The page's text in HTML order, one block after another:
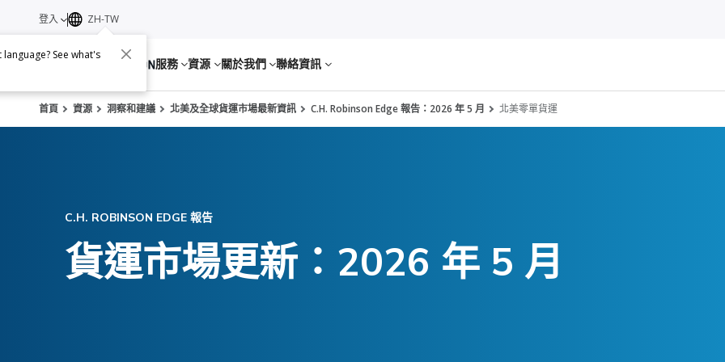
服務 資源 關於我們 聯絡資訊
登入 ZH-TW
See what's
首頁 資源 洞察和建議 北美及全球貨運市場最新資訊 C.H. Robinson Edge 報告：2026 年 5 月 北美零單貨運
C.H. ROBINSON EDGE 報告
貨運市場更新：2026 年 5 月